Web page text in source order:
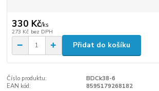
330 Kč/ks
273 Kč bez DPH
Přidat do košíku
Číslo produktu:
BDCk38-6
EAN kód:
8595179268182